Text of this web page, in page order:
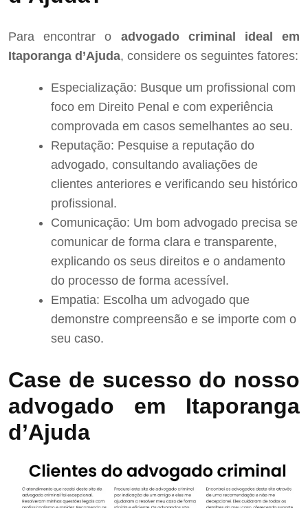
Para encontrar o advogado criminal ideal em
Itaporanga d’Ajuda, considere os seguintes fatores:
Especialização: Busque um profissional com
foco em Direito Penal e com experiência
comprovada em casos semelhantes ao seu.
Reputação: Pesquise a reputação do
advogado, consultando avaliações de
clientes anteriores e verificando seu histórico
profissional.
Comunicação: Um bom advogado precisa se
comunicar de forma clara e transparente,
explicando os seus direitos e o andamento
do processo de forma acessível.
Empatia: Escolha um advogado que
demonstre compreensão e se importe com o
seu caso.
Case de sucesso do nosso
advogado em Itaporanga
d’Ajuda